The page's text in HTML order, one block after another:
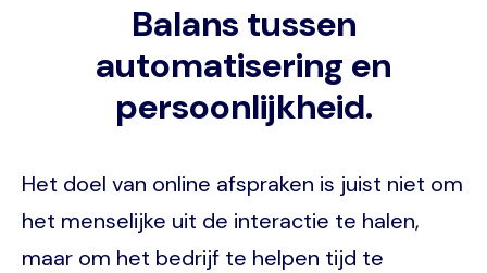
Balans tussen
automatisering en
persoonlijkheid.
Het doel van online afspraken is juist niet om
het menselijke uit de interactie te halen,
maar om het bedrijf te helpen tijd te